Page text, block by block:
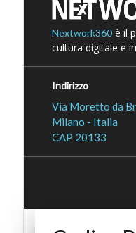
Nextwork360è il
cultura digitale e
Indirizzo
Via Moretto da
Milano - Italia
CAP 20133